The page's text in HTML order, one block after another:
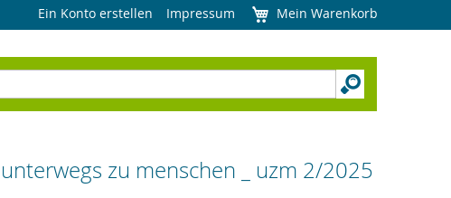
Ein Konto erstellen Impressum Mein Warenkorb
unterwegs zu menschen _ uzm 2/2025